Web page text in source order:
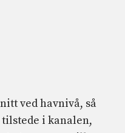
ved havnivå, så
tilstede i kanalen,